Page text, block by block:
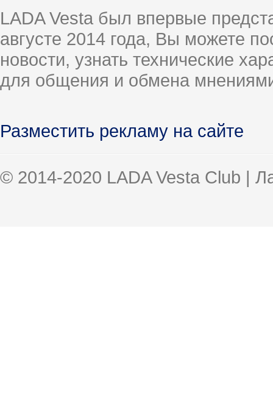
LADA Vesta был впервые
августе 2014 года, Вы можете
новости, узнать технические
для общения и обмена
Разместить рекламу на сайте
© 2014-2020 LADA Vesta Club |